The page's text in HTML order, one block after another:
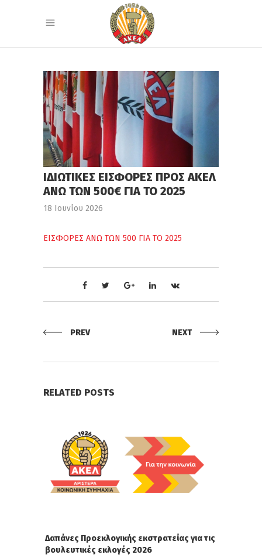
ΙΔΙΩΤΙΚΕΣ ΕΙΣΦΟΡΕΣ ΠΡΟΣ ΑΚΕΛ
ΑΝΩ ΤΩΝ 500€ ΓΙΑ ΤΟ 2025
18 Ιουνίου 2026
ΕΙΣΦΟΡΕΣ ΑΝΩ ΤΩΝ 500 ΓΙΑ ΤΟ 2025
PREV NEXT
RELATED POSTS
Δαπάνες Προεκλογικής εκστρατείας για τις
βουλευτικές εκλογές 2026